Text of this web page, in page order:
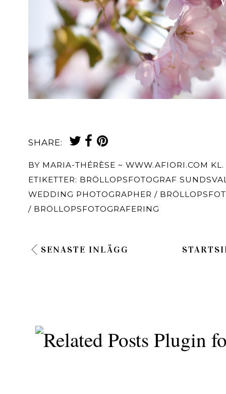
SHARE:
BY MARIA-THÉRÈSE ~ WWW.AFIORI.COM KL.
ETIKETTER: BRÖLLOPSFOTOGRAF
WEDDING PHOTOGRAPHER /
/ BRÖLLOPSFOTOGRAFERING
SENASTE INLÄGG